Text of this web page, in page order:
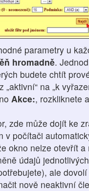
parametry u
hromadně.
budete chtít
na „k
Akce:, rozkliknete
zde může dojít ke
v počítači
okno nelze otevřít
údajů
ale
nově neaktivní